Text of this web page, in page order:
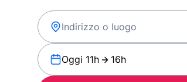
Oggi 11h 16h